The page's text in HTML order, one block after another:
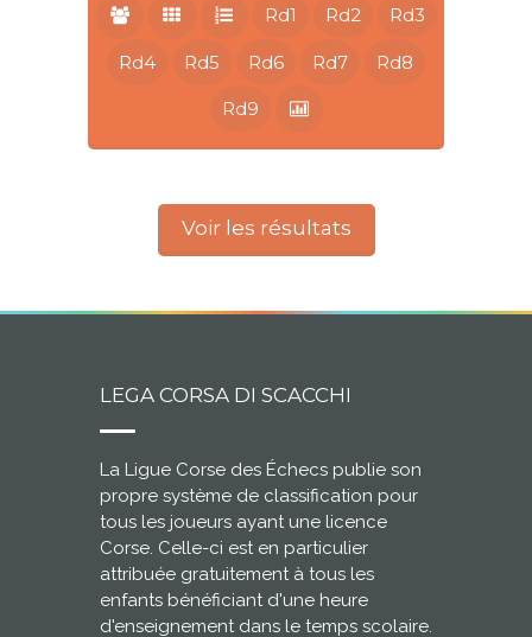
Rd1 Rd2 Rd3
Rd4 Rd5 Rd6 Rd7 Rd8
Rd9
Voir les résultats
LEGA CORSA DI SCACCHI
La Ligue Corse des Échecs publie son
propre système de classification pour
tous les joueurs ayant une licence
Corse. Celle-ci est en particulier
attribuée gratuitement à tous les
enfants bénéficiant d'une heure
d'enseignement dans le temps scolaire.